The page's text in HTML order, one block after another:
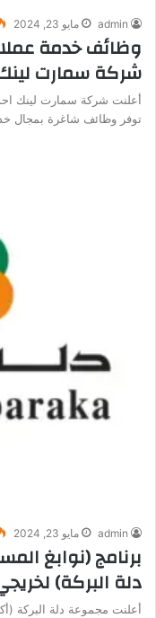
admin مايو 23, 2024
شركة سمارت لينك
أعلنت شركة سمارت لينك
توفر وظائف شاغرة بمجال خدمة العملاء
admin مايو 23, 2024
برنامج (نوابغ
دلة البركة)
أعلنت مجموعة دلة البركة